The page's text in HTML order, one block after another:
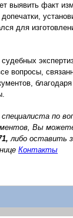
выявить факт
для
вопросы,
по
Вы
либо оставить
Контакты